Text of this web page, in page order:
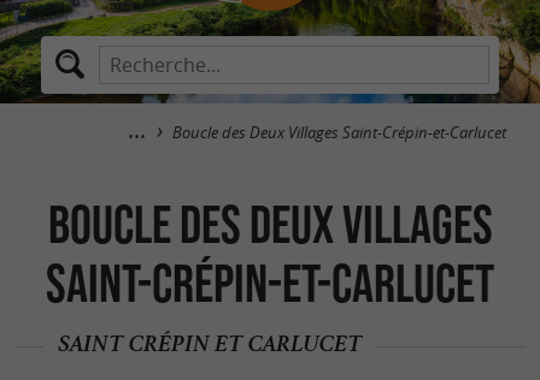
Boucle des Deux Villages Saint-Crépin-et-Carlucet
Boucle des Deux Villages
Saint-Crépin-et-Carlucet
SAINT CRÉPIN ET CARLUCET